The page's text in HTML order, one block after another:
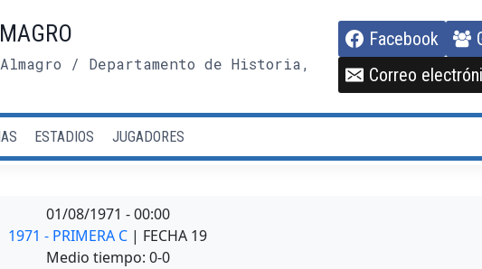
/ Departamento de Historia,
Facebook
Correo
ESTADIOS JUGADORES
01/08/1971 -00:00
1971 - PRIMERA C | FECHA 19
Medio tiempo: 0-0